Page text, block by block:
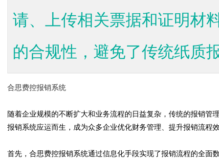
请、上传相关票据和证明材
的合规性，避免了传统纸质
合思费控报销系统
随着企业规模的不断扩大和业务流程的日益复杂，传统的报销
报销系统应运而生，成为众多企业优化财务管理、提升报销流程
首先，合思费控报销系统通过信息化手段实现了报销流程的全面